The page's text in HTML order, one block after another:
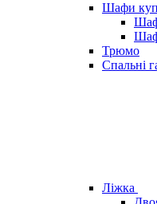
Шафи
Трюмо
Спальні
Ліжка